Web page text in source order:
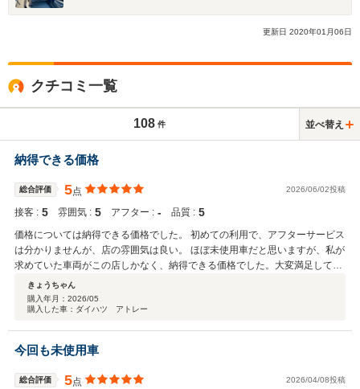
更新日 2020年01 月06日
クチコミ一覧
108 件 並べ替え
納得できる価格
総合評価 5点 2026/06/02投稿
接客 : 5 雰囲気 : 5 アフター : ‐ 品質 : 5
価格については納得できる価格でした。 初めての利用で、アフターサービス
は分かりませんが、店の雰囲気は良い。 ほぼ未使用車だと思いますが、私が
求めていた車両がこの店しかなく、納得できる価格でした。大変満足してい
ます。
きょうちゃん
購入年月： 2026/05
購入した車：ダイハツ アトレー
今回も未使用車
総合評価 5点 2026/04/08投稿